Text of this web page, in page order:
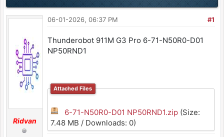
Ridvan
#1
06-01-2026, 06:37 PM
Thunderobot 911M G3 Pro 6-71-N50R0-D01
NP50RND1
Attached Files
6-71-N50R0-D01 NP50RND1.zip(Size:
7.48 MB / Downloads: 0)